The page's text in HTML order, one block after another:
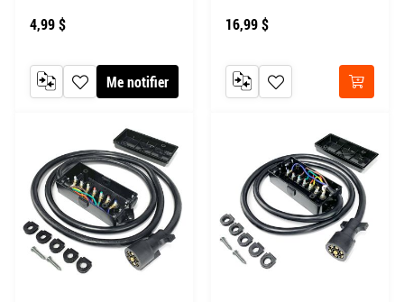
4,99 $
Me notifier
AJOUTER À MA LISTE DE SOUHAITS
AJOUTER AU COMPARATEUR
16,99 $
Acheter
AJOUTER À MA LISTE DE
AJOUTER AU COMPARATEUR